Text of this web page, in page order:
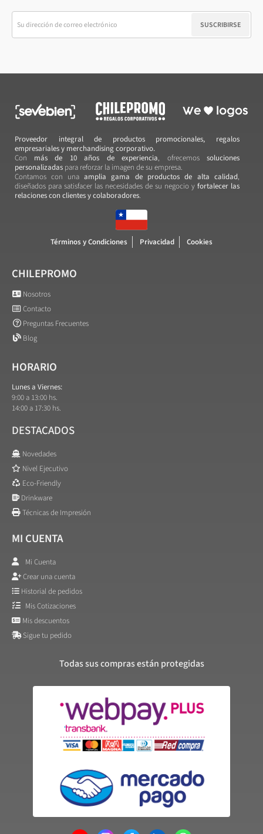
SUSCRIBIRSE
Proveedor integral de productos promocionales, regalos
empresariales y merchandising corporativo.
Con más de 10 años de experiencia, ofrecemos soluciones
personalizadas para reforzar la imagen de su empresa.
Contamos con una amplia gama de productos de alta calidad,
diseñados para satisfacer las necesidades de su negocio y fortalecer las
relaciones con clientes y colaboradores.
Términos y Condiciones Privacidad Cookies
CHILEPROMO
Nosotros
Contacto
Preguntas Frecuentes
Blog
HORARIO
Lunes a Viernes:
9:00 a 13:00 hs.
14:00 a 17:30 hs.
DESTACADOS
Novedades
Nivel Ejecutivo
Eco-Friendly
Drinkware
Técnicas de Impresión
MI CUENTA
Mi Cuenta
Crear una cuenta
Historial de pedidos
Mis Cotizaciones
Mis descuentos
Sigue tu pedido
Todas sus compras están protegidas